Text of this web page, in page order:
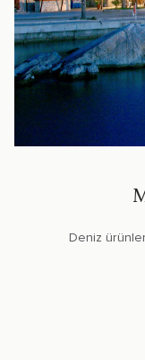
Deniz